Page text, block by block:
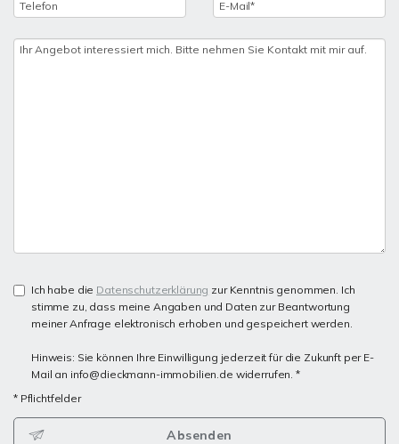
Ich habe die Datenschutzerklärung zur Kenntnis genommen. Ich
stimme zu, dass meine Angaben und Daten zur Beantwortung
meiner Anfrage elektronisch erhoben und gespeichert werden.
Hinweis: Sie können Ihre Einwilligung jederzeit für die Zukunft per E-
Mail an info@dieckmann-immobilien.de widerrufen. *
* Pflichtfelder
Absenden